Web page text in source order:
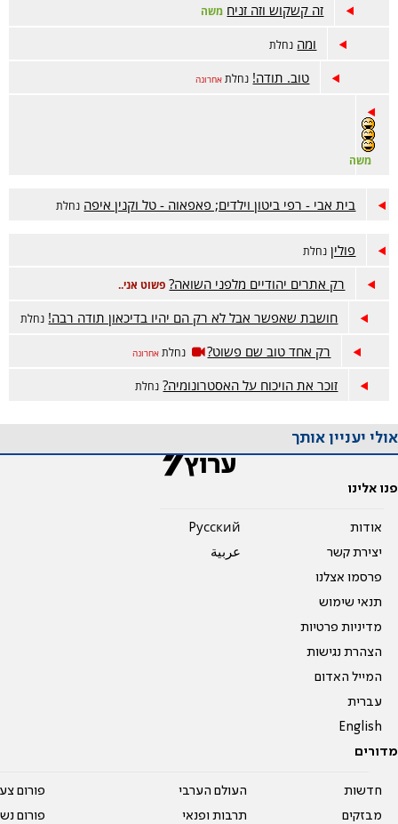
זה קשקוש וזה זניח משה
ומה נחלת
טוב. תודה! נחלת אחרונה
משה
בית אבי - רפי ביטון וילדים; פאפאוה - טל וקנין איפה נחלת
פולין נחלת
רק אתרים יהודיים מלפני השואה? פשוט אני..
חושבת שאפשר אבל לא רק הם יהיו בדיכאון תודה רבה! נחלת
רק אחד טוב שם פשוט? נחלת אחרונה
זוכר את הויכוח על האסטרונומיה? נחלת
אולי יעניין אותך
פנו אלינו
אודות
יצירת קשר
פרסמו אצלנו
תנאי שימוש
מדיניות פרטיות
הצהרת נגישות
המייל האדום
עברית
English
Pусский
عربية
מדורים
חדשות
מבזקים
העולם הערבי
תרבות ופנאי
פורום
פורום